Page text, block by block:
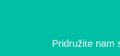
Pridružite nam